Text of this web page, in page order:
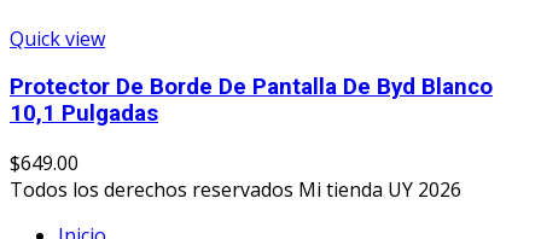
Quick view
Protector De Borde De Pantalla De Byd Blanco
10,1 Pulgadas
$649.00
Todos los derechos reservados Mi tienda UY 2026